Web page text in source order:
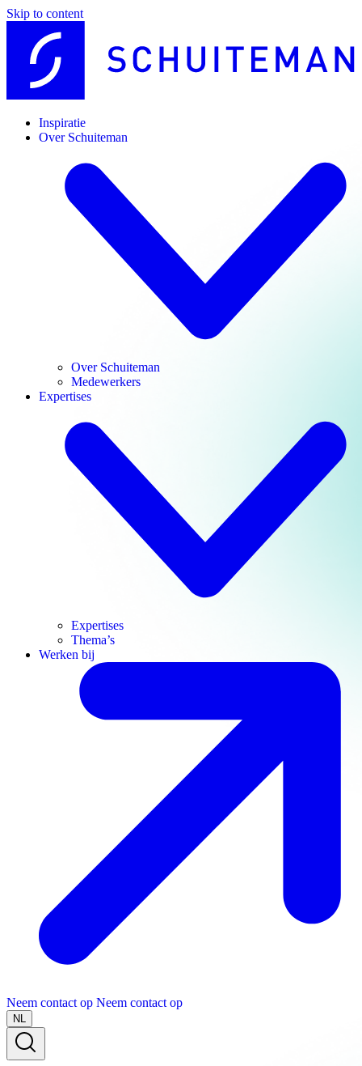
Skip to content
Inspiratie
Over Schuiteman
Over Schuiteman
Medewerkers
Expertises
Expertises
Thema’s
Werken bij
Neem contact op Neem contact op
NL